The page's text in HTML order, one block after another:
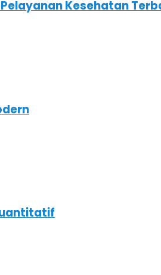
Kesehatan